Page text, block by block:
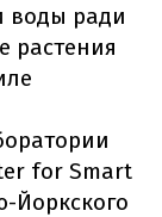
воды ради
растения
for Smart
Йоркского